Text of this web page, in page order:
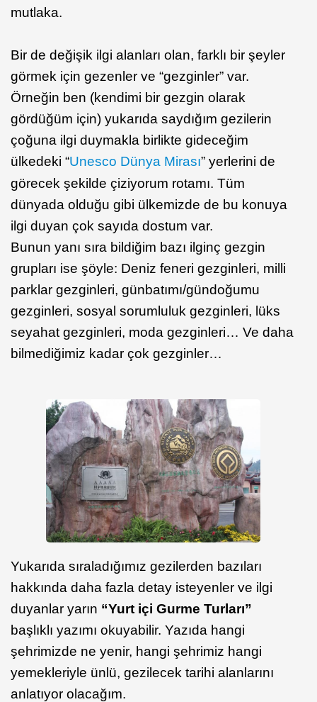
mutlaka.
Bir de değişik ilgi alanları olan, farklı bir şeyler
görmek için gezenler ve “gezginler” var.
Örneğin ben (kendimi bir gezgin olarak
gördüğüm için) yukarıda saydığım gezilerin
çoğuna ilgi duymakla birlikte gideceğim
ülkedeki “Unesco Dünya Mirası” yerlerini de
görecek şekilde çiziyorum rotamı. Tüm
dünyada olduğu gibi ülkemizde de bu konuya
ilgi duyan çok sayıda dostum var.
Bunun yanı sıra bildiğim bazı ilginç gezgin
grupları ise şöyle: Deniz feneri gezginleri, milli
parklar gezginleri, günbatımı/gündoğumu
gezginleri, sosyal sorumluluk gezginleri, lüks
seyahat gezginleri, moda gezginleri… Ve daha
bilmediğimiz kadar çok gezginler…
Yukarıda sıraladığımız gezilerden bazıları
hakkında daha fazla detay isteyenler ve ilgi
duyanlar yarın “Yurt içi Gurme Turları”
başlıklı yazımı okuyabilir. Yazıda hangi
şehrimizde ne yenir, hangi şehrimiz hangi
yemekleriyle ünlü, gezilecek tarihi alanlarını
anlatıyor olacağım.